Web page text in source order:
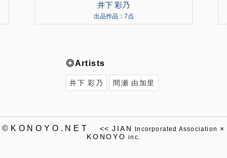
井下 彩乃
出品作品：7点
◎Artists
井下 彩乃 間瀬 由加里
©KONOYO.NET << JIAN Incorporated Association ×
KONOYO inc.